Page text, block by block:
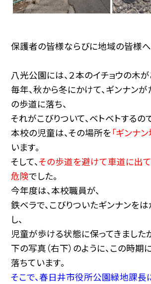
保護者の皆様ならびに地域の皆様へ
八光公園には、２本のイチョウの木が
毎年、秋から冬にかけて、ギンナン
の歩道に落ち、
それがこびりついて、ベトベトするので
本校の児童は、その場所を「ギンナン
います。
そして、その歩道を避けて車道に出
危険でした。
今年度は、本校職員が、
鉄ベラで、こびりついたギンナンを
し、
児童が歩ける状態に保ってきました
下の写真（右下）のように、この時期
落ちています。
そこで、春日井市役所公園緑地課長